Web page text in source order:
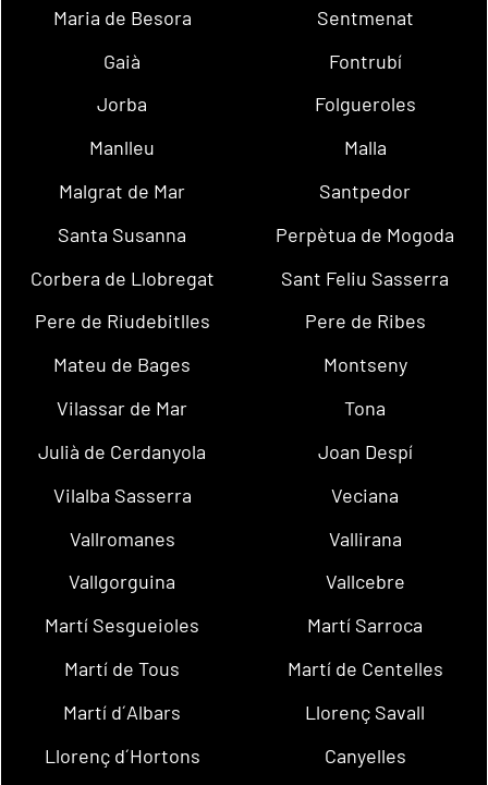
Maria de Besora
Sentmenat
Gaià
Fontrubí
Jorba
Folgueroles
Manlleu
Malla
Malgrat de Mar
Santpedor
Santa Susanna
Perpètua de Mogoda
Corbera de Llobregat
Sant Feliu Sasserra
Pere de Riudebitlles
Pere de Ribes
Mateu de Bages
Montseny
Vilassar de Mar
Tona
Julià de Cerdanyola
Joan Despí
Vilalba Sasserra
Veciana
Vallromanes
Vallirana
Vallgorguina
Vallcebre
Martí Sesgueioles
Martí Sarroca
Martí de Tous
Martí de Centelles
Martí d´Albars
Llorenç Savall
Llorenç d´Hortons
Canyelles